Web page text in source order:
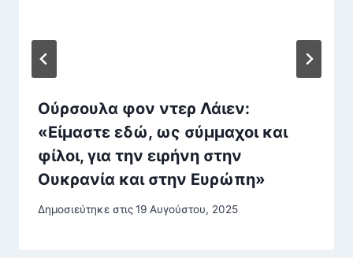
Ούρσουλα φον ντερ Λάιεν:
«Είμαστε εδώ, ως σύμμαχοι και
φίλοι, για την ειρήνη στην
Ουκρανία και στην Ευρώπη»
Δημοσιεύτηκε στις19 Αυγούστου, 2025